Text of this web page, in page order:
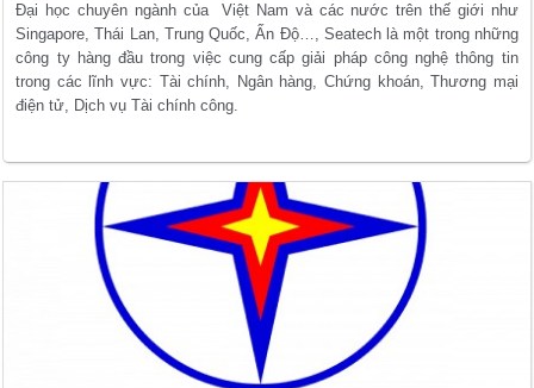
Đại học chuyên ngành của Việt Nam và các nước trên thế giới như
Singapore, Thái Lan, Trung Quốc, Ấn Độ…, Seatech là một trong những
công ty hàng đầu trong việc cung cấp giải pháp công nghệ thông tin
trong các lĩnh vực: Tài chính, Ngân hàng, Chứng khoán, Thương mại
điện tử, Dịch vụ Tài chính công.